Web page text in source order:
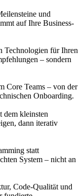
und
auf Ihre Business-
Technologien für Ihren
– sondern
Core Teams – von der
Onboarding.
dem kleinsten
dann iterativ
statt
System – nicht an
Code-Qualität und